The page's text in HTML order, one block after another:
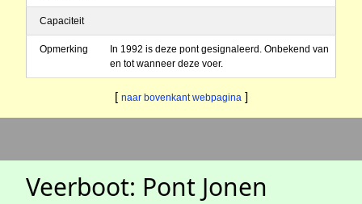
Capaciteit
Opmerking
In 1992 is deze pont gesignaleerd. Onbekend van
en tot wanneer deze voer.
[ naar bovenkant webpagina ]
Veerboot: Pont Jonen